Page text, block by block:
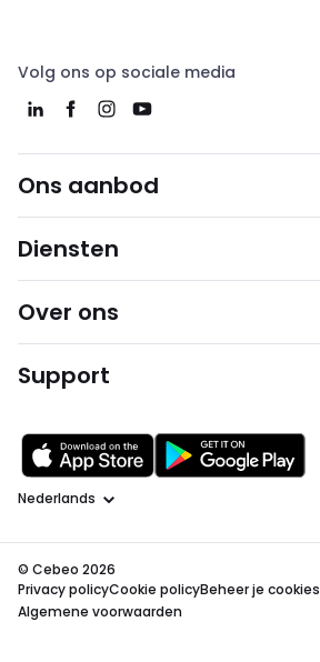
Volg ons op sociale media
Ons aanbod
Diensten
Over ons
Support
Taal
© Cebeo 2026
Privacy policyCookie policyBeheer je cookies
Algemene voorwaarden